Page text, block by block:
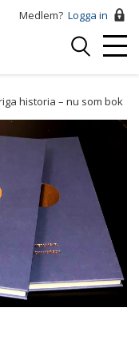
Medlem? Logga in
Logga
historia – nu som bok